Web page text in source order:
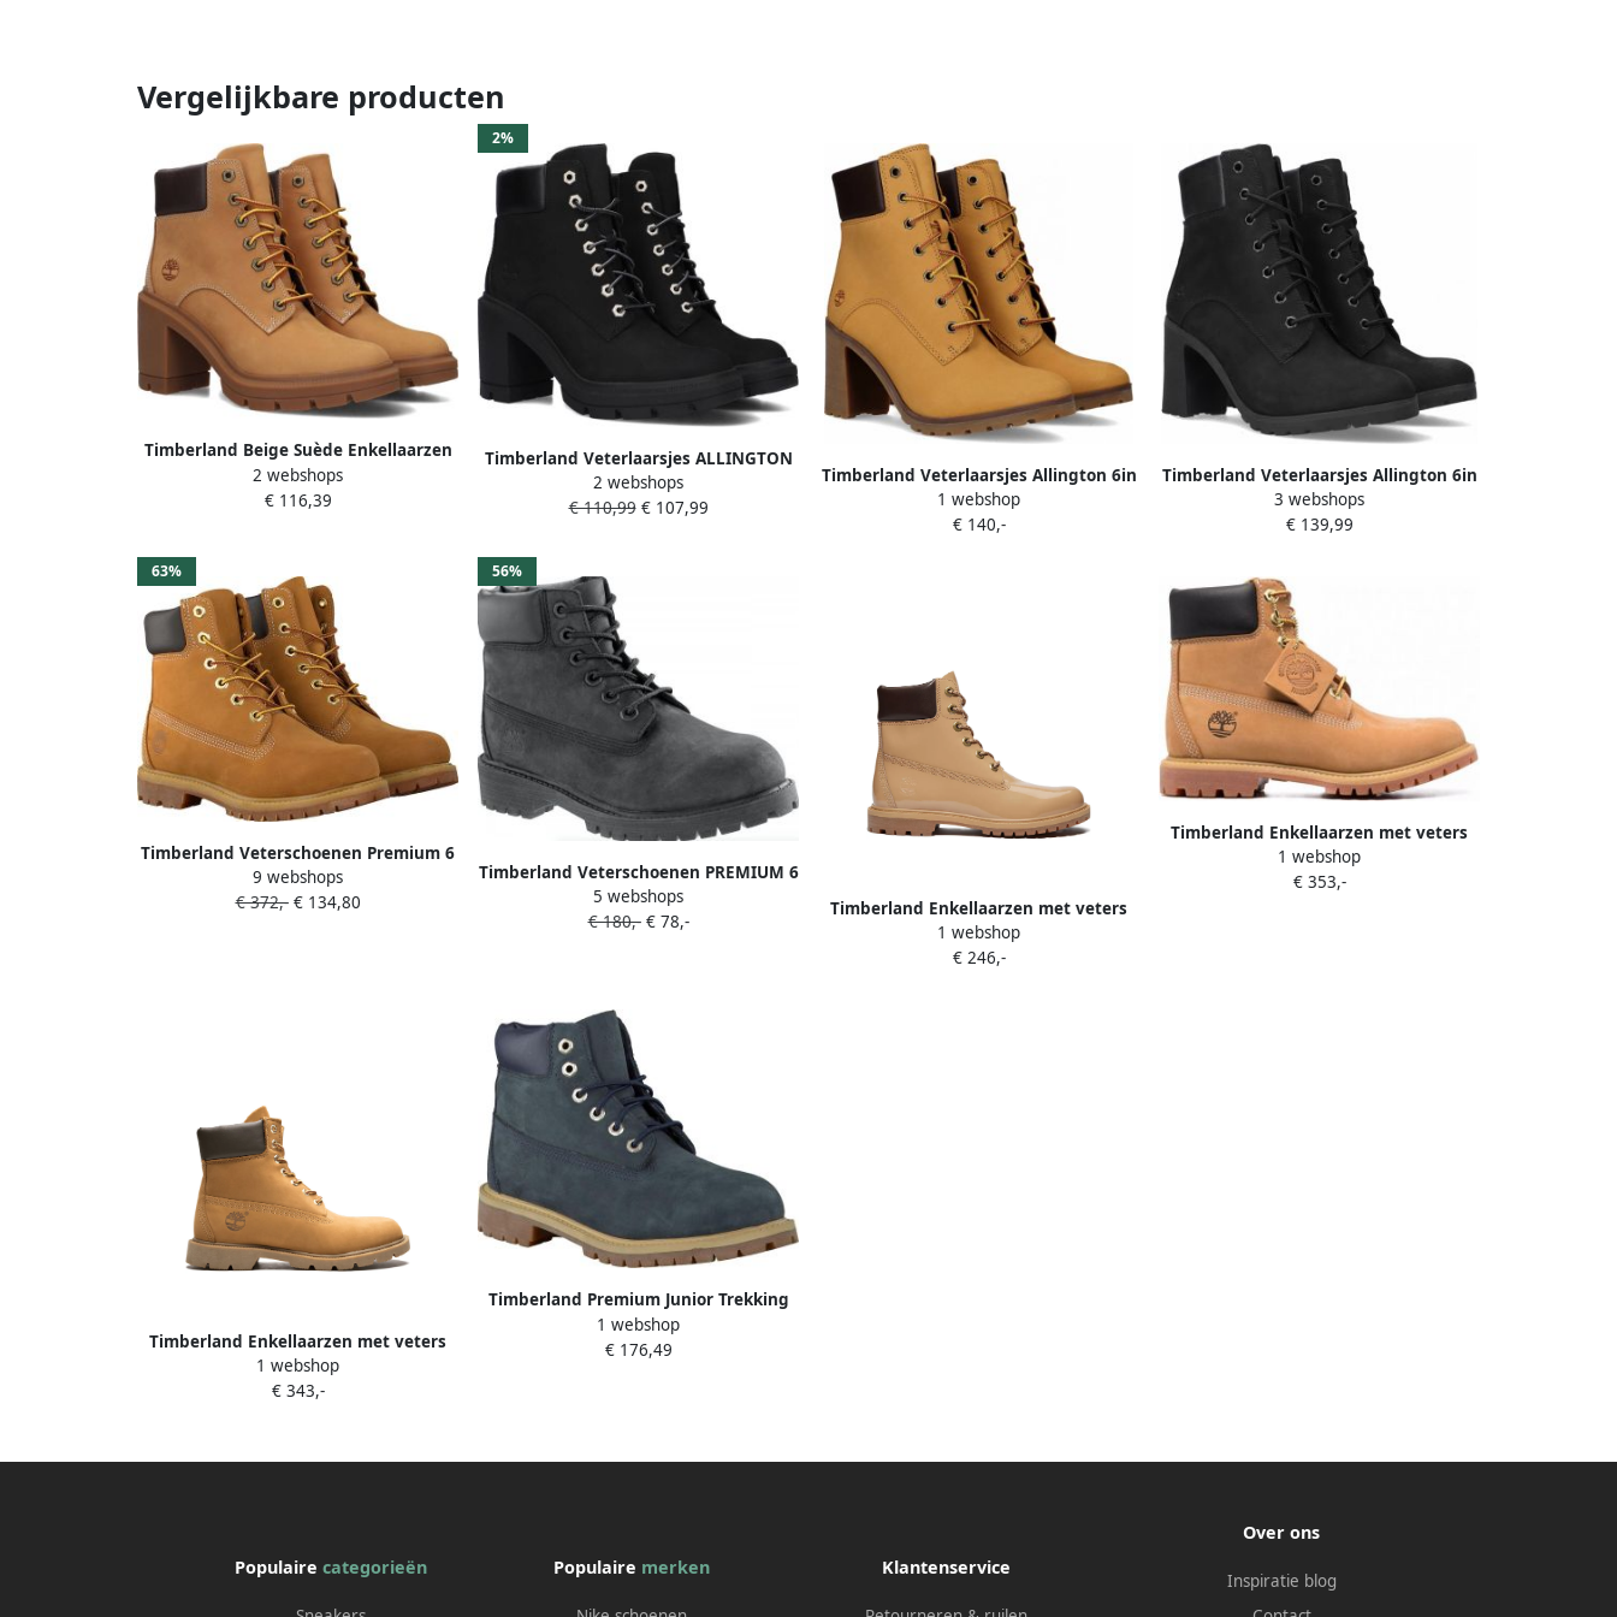
Vergelijkbare producten
Timberland Beige Suède Enkellaarzen
voor Dames Brown Dames
2 webshops
€ 116,39
2%
Timberland Veterlaarsjes ALLINGTON
HEIGHTSMID LACE UP BOOT
Winterschoenen winterlaarzen
2 webshops
€ 110,99€ 107,99
Timberland Veterlaarsjes Allington 6in
Lace Winterschoenen winterlaarzen
veterschoenen winterlaarzen
1 webshop
€ 140,-
Timberland Veterlaarsjes Allington 6in
Lace Winterschoenen winterlaarzen
veterschoenen winterlaarzen
3 webshops
€ 139,99
63%
Timberland Veterschoenen Premium 6
INCH VETERSCHOEN Winterlaarzen
veterschoenen winterschoenen
9 webshops
€ 372,-€ 134,80
56%
Timberland Veterschoenen PREMIUM 6
INCH LACE UP WATERPROOF BOOT
Winterlaarzen veterschoenen
5 webshops
€ 180,-€ 78,-
Timberland Enkellaarzen met veters
Bruin
1 webshop
€ 246,-
Timberland Enkellaarzen met veters
Beige
1 webshop
€ 353,-
Timberland Enkellaarzen met veters
Bruin
1 webshop
€ 343,-
Timberland Premium Junior Trekking
Schoenen Blue Dames
1 webshop
€ 176,49
Populairecategorieën Populaire merken Klantenservice
Over ons
Inspiratie blog